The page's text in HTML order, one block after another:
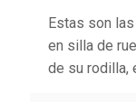
Estas son
en silla de
de su rodilla,